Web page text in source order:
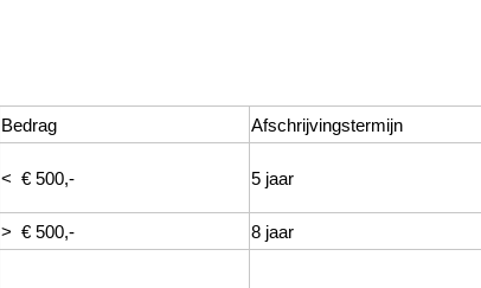
Bedrag
Afschrijvingstermijn
<  € 500,- 5 jaar
>  € 500,-
8 jaar